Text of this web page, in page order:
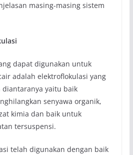
masing-masing sistem
dapat digunakan untuk
adalah elektroflokulasi yang
yaitu baik
senyawa organik,
kimia dan baik untuk
tersuspensi.
telah digunakan dengan baik